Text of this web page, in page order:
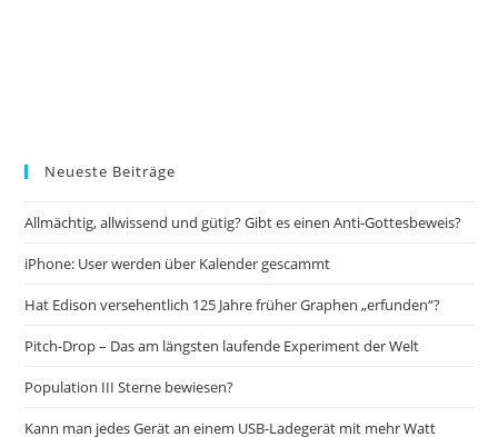
Neueste Beiträge
Allmächtig, allwissend und gütig? Gibt es einen Anti-Gottesbeweis?
iPhone: User werden über Kalender gescammt
Hat Edison versehentlich 125 Jahre früher Graphen „erfunden“?
Pitch-Drop – Das am längsten laufende Experiment der Welt
Population III Sterne bewiesen?
Kann man jedes Gerät an einem USB-Ladegerät mit mehr Watt